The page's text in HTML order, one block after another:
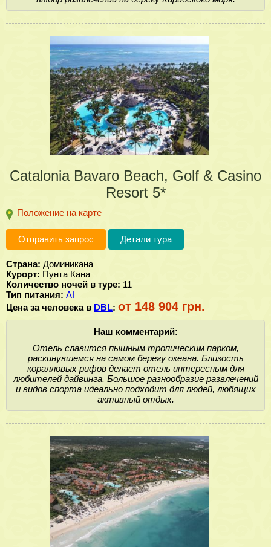
Catalonia Bavaro Beach, Golf & Casino
Resort 5*
Положение на карте
Отправить запрос Детали тура
Страна: Доминикана
Курорт: Пунта Кана
Количество ночей в туре: 11
Тип питания: AI
Цена за человека в DBL: от 148 904 грн.
Наш комментарий:
Отель славится пышным тропическим парком,
раскинувшемся на самом берегу океана. Близость
коралловых рифов делает отель интересным для
любителей дайвинга. Большое разнообразие развлечений
и видов спорта идеально подходит для людей, любящих
активный отдых.